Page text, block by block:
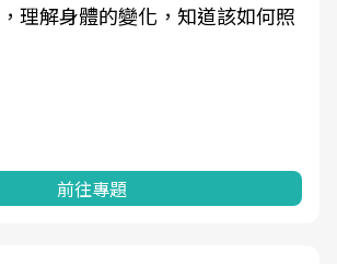
理解身體的變化，知道該如何照
前往專題